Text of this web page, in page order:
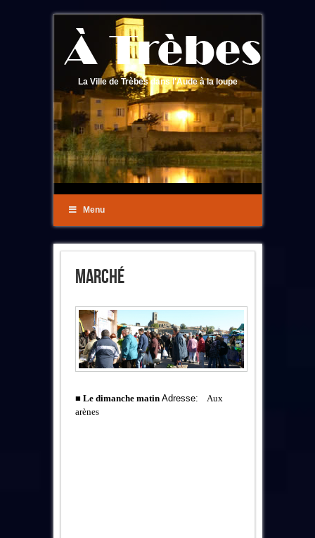
La Ville de Trèbes dans l'Aude à la loupe
Menu
Marché
■ Le dimanche matin Adresse: Aux
arènes